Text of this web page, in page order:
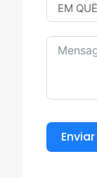
Enviar